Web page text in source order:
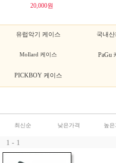
20,000원
유럽악기 케이스 국내
Mollard 케이스 PaGu
PICKBOY 케이스
최신순 낮은가격 높은
1 - 1